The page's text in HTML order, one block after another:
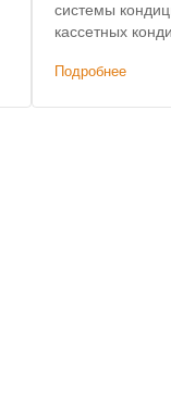
системы
кассетных
Подробнее